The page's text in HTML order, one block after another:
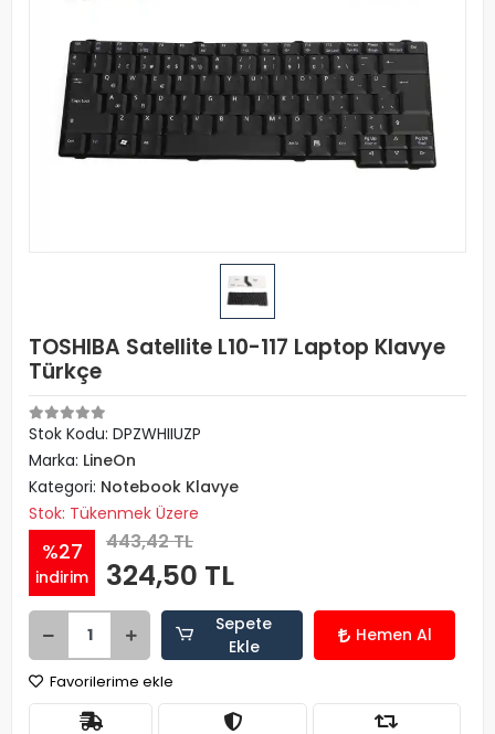
TOSHIBA Satellite L10-117 Laptop Klavye
Türkçe
Stok Kodu: DPZWHIIUZP
Marka: LineOn
Kategori: Notebook Klavye
Stok: Tükenmek Üzere
%27
indirim
443,42 TL
324,50 TL
Sepete
Ekle
Hemen Al
Favorilerime ekle